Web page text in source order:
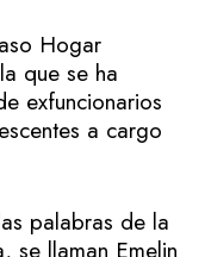
Hogar
que se ha
exfuncionarios
a cargo
palabras de la
se llaman Emelin